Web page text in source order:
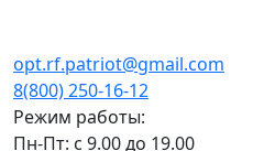
opt.rf.patriot@gmail.com
8(800) 250-16-12
Режим работы:
Пн-Пт: с 9.00 до 19.00